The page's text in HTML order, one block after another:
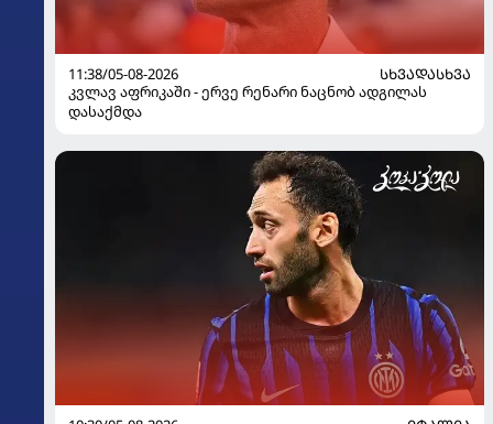
11:38/05-08-2026
ᲡᲮᲕᲐᲓᲐᲡᲮᲕᲐ
კვლავ აფრიკაში - ერვე რენარი ნაცნობ ადგილას
დასაქმდა